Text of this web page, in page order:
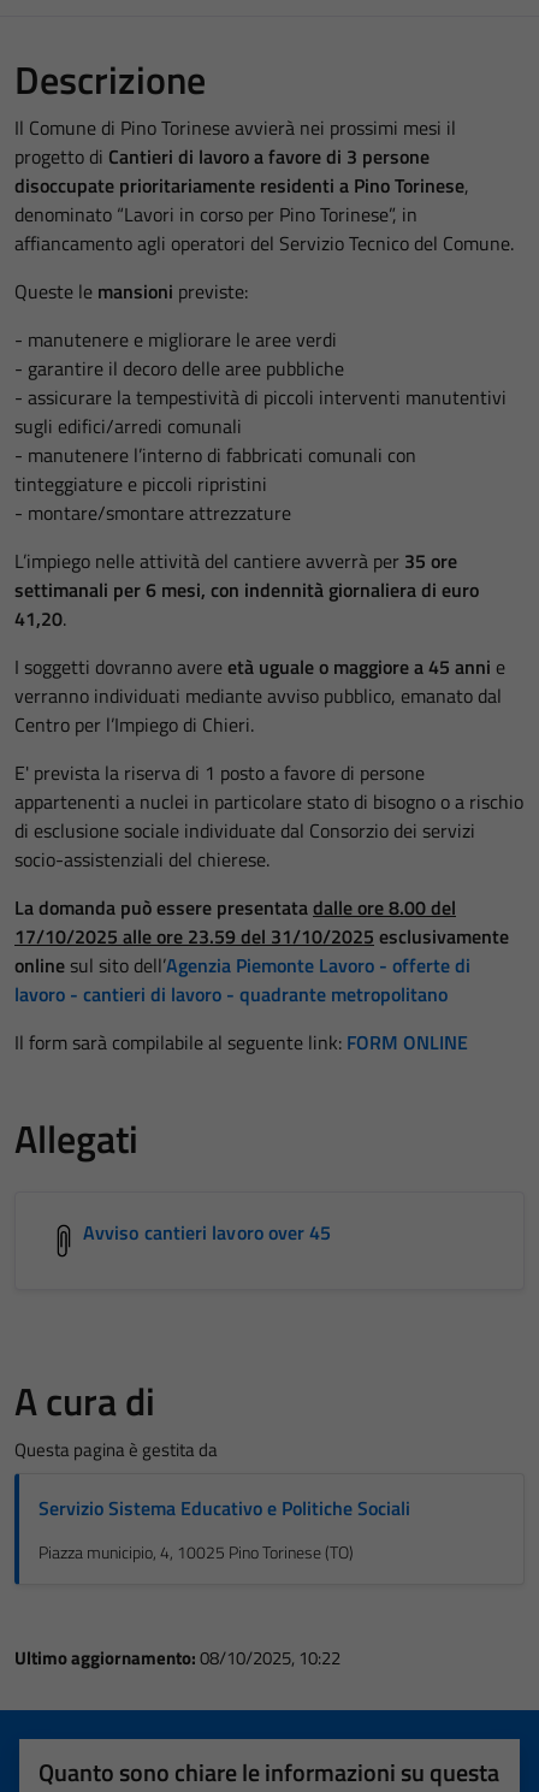
Descrizione
Il Comune di Pino Torinese avvierà nei prossimi mesi il
progetto di Cantieri di lavoro a favore di 3 persone
disoccupate prioritariamente residenti a Pino Torinese,
denominato “Lavori in corso per Pino Torinese”, in
affiancamento agli operatori del Servizio Tecnico del Comune.
Queste le mansioni previste:
- manutenere e migliorare le aree verdi
- garantire il decoro delle aree pubbliche
- assicurare la tempestività di piccoli interventi manutentivi
sugli edifici/arredi comunali
- manutenere l’interno di fabbricati comunali con
tinteggiature e piccoli ripristini
- montare/smontare attrezzature
L’impiego nelle attività del cantiere avverrà per 35 ore
settimanali per 6 mesi, con indennità giornaliera di euro
41,20.
I soggetti dovranno avereetà uguale o maggiore a 45 anni e
verranno individuati mediante avviso pubblico, emanato dal
Centro per l’Impiego di Chieri.
E' prevista la riserva di 1 posto a favore di persone
appartenenti a nuclei in particolare stato di bisogno o a rischio
di esclusione sociale individuate dal Consorzio dei servizi
socio-assistenziali del chierese.
La domanda può essere presentatadalle ore 8.00 del
17/10/2025 alle ore 23.59 del 31/10/2025 esclusivamente
online sul sito dell’Agenzia Piemonte Lavoro - offerte di
lavoro - cantieri di lavoro - quadrante metropolitano
Il form sarà compilabile al seguente link: FORM ONLINE
Allegati
Avviso cantieri lavoro over 45
A cura di
Questa pagina è gestita da
Servizio Sistema Educativo e Politiche Sociali
Piazza municipio, 4, 10025 Pino Torinese (TO)
Ultimo aggiornamento:08/10/2025, 10:22
Quanto sono chiare le informazioni su questa